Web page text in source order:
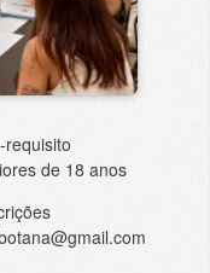
requisito
de 18 anos